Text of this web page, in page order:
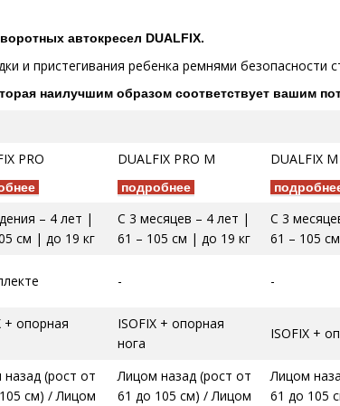
автокресел DUALFIX.
и пристегивания ребенка ремнями безопасности
наилучшим образом соответствует вашим
PRO DUALFIX PRO М
подробнее
DUALFIX
– 4 лет |
см | до 19 кг
С 3 месяцев – 4 лет |
61 – 105 см | до 19 кг
С 3
61 – 105
- -
+ опорная
ISOFIX + опорная
нога
ISOFIX +
(рост от
см) / Лицом
Лицом назад (рост от
61 до 105 см) / Лицом
Лицом
61 до 105